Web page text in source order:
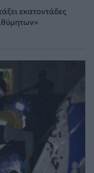
εκατοντάδες